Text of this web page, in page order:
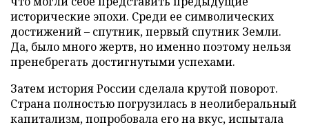
исторические эпохи. Среди ее символических
достижений – спутник, первый спутник Земли.
Да, было много жертв, но именно поэтому нельзя
пренебрегать достигнутыми успехами.
Затем история России сделала крутой поворот.
Страна полностью погрузилась в неолиберальный
капитализм, попробовала его на вкус, испытала